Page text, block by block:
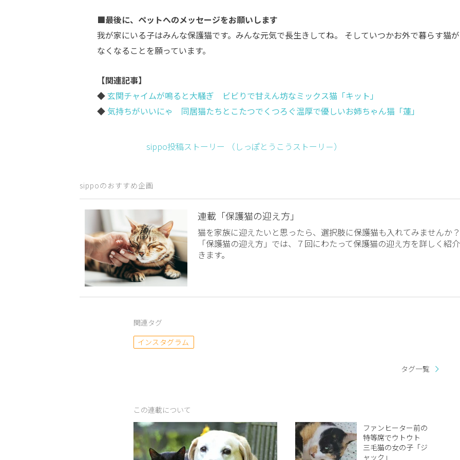
■最後に、ペットへのメッセージをお願いします
我が家にいる子はみんな保護猫です。みんな元気で長生きしてね。 そしていつかお外で暮らす猫
なくなることを願っています。
【関連記事】
◆玄関チャイムが鳴ると大騒ぎ ビビりで甘えん坊なミックス猫「キット」
◆気持ちがいいにゃ 同居猫たちとこたつでくつろぐ温厚で優しいお姉ちゃん猫「蓮」
sippo投稿ストーリー （しっぽとうこうストーリ－）
sippoのおすすめ企画
連載「保護猫の迎え方」
猫を家族に迎えたいと思ったら、選択肢に保護猫も入れてみませんか
「保護猫の迎え方」では、７回にわたって保護猫の迎え方を詳しく紹
きます。
関連タグ
インスタグラム
タグ一覧
この連載について
ファンヒーター前の
特等席でウトウト
三毛猫の女の子「ジ
ャック」